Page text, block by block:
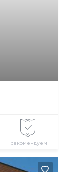
рекомендуем